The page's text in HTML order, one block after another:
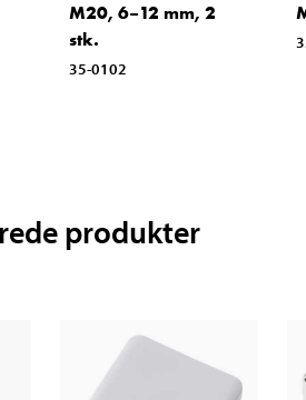
M20, 6–12 mm, 2
stk.
35-0102
produkter